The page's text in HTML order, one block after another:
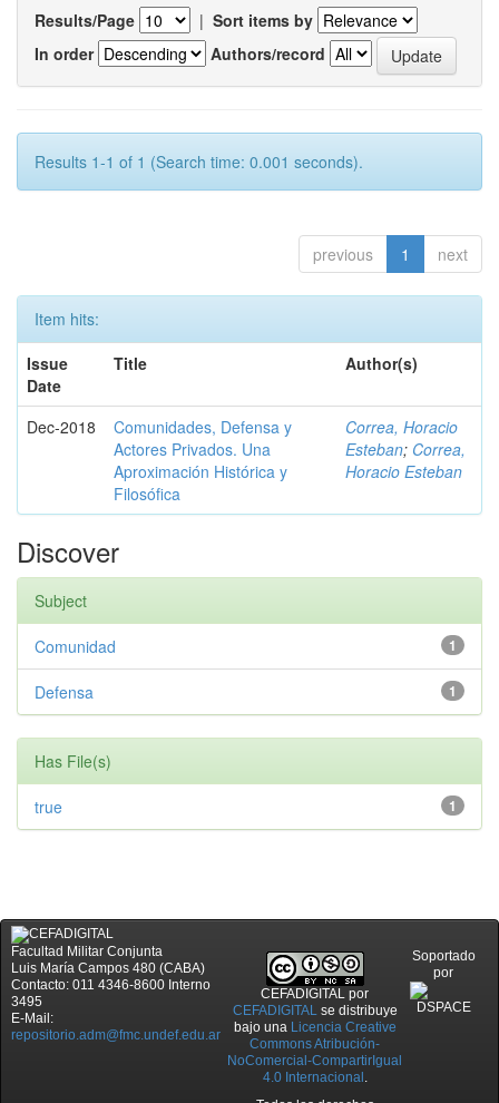
Results/Page | Sort items by
In order
Authors/record
Results 1-1 of 1 (Search time: 0.001 seconds).
previous 1 next
Item hits:
Issue
Date
Title Author(s)
Dec-2018
Comunidades, Defensa y
Actores Privados. Una
Aproximación Histórica y
Filosófica
Correa, Horacio
Esteban; Correa,
Horacio Esteban
Discover
Subject
1
Comunidad
1
Defensa
Has File(s)
1
true
Facultad Militar Conjunta
Luis María Campos 480 (CABA)
Contacto: 011 4346-8600 Interno
3495
E-Mail:
repositorio.adm@fmc.undef.edu.ar
CEFADIGITAL por
CEFADIGITALse distribuye
bajo una Licencia Creative
Commons Atribución-
NoComercial-CompartirIgual
4.0 Internacional .
Soportado
por